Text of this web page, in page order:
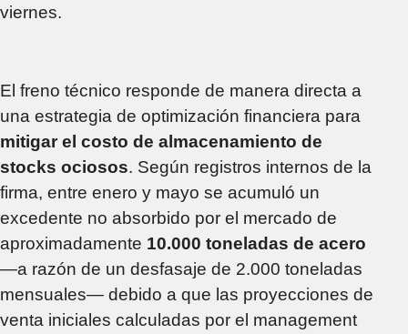
viernes.
El freno técnico responde de manera directa a
una estrategia de optimización financiera para
mitigar el costo de almacenamiento de
stocks ociosos. Según registros internos de la
firma, entre enero y mayo se acumuló un
excedente no absorbido por el mercado de
aproximadamente 10.000 toneladas de acero
—a razón de un desfasaje de 2.000 toneladas
mensuales— debido a que las proyecciones de
venta iniciales calculadas por el management